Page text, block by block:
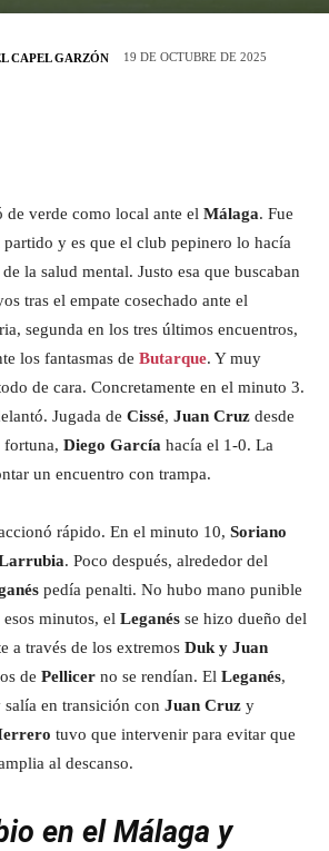
CAPEL GARZÓN 19 DE OCTUBRE DE 2025
de verde como local ante el Málaga. Fue
y es que el club pepinero lo hacía
la salud mental. Justo esa que buscaban
tras el empate cosechado ante el
segunda en los tres últimos encuentros,
los fantasmas de Butarque. Y muy
de cara. Concretamente en el minuto 3.
Jugada de Cissé, Juan Cruz desde
fortuna, Diego García hacía el 1-0. La
un encuentro con trampa.
rápido. En el minuto 10, Soriano
. Poco después, alrededor del
pedía penalti. No hubo mano punible
esos minutos, el Leganés se hizo dueño del
a través de los extremos Duk y Juan
de Pellicer no se rendían. El Leganés,
salía en transición con Juan Cruz y
tuvo que intervenir para evitar que
al descanso.
en el Málaga y